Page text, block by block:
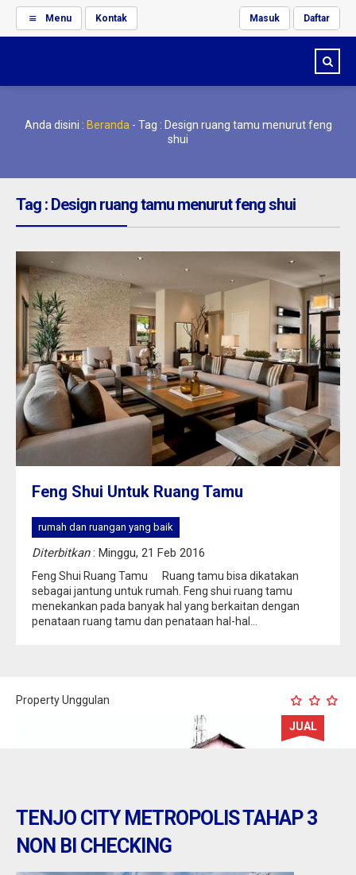
Menu Kontak Masuk Daftar
Anda disini : Beranda - Tag : Design ruang tamu menurut feng
shui
Tag : Design ruang tamu menurut feng shui
Feng Shui Untuk Ruang Tamu
rumah dan ruangan yang baik
Diterbitkan: Minggu, 21 Feb 2016
Feng Shui Ruang Tamu Ruang tamu bisa dikatakan
sebagai jantung untuk rumah. Feng shui ruang tamu
menekankan pada banyak hal yang berkaitan dengan
penataan ruang tamu dan penataan hal-hal...
Property Unggulan
JUAL
TENJO CITY METROPOLIS TAHAP 3
NON BI CHECKING